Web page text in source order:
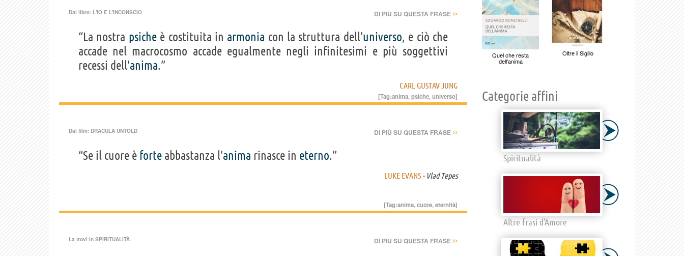
Dal libro: L'IO E L'INCONSCIO DI PIÙ SU QUESTA FRASE ››
“La nostra psicheè costituita in armonia con la struttura dell'universo, e ciò che
accade nel macrocosmo accade egualmente negli infinitesimi e più soggettivi
recessi dell'anima.”
CARL GUSTAV JUNG
[Tag:anima,psiche,universo]
Dal film: DRACULA UNTOLD DI PIÙ SU QUESTA FRASE ››
“Se il cuore è forte abbastanza l'anima rinasce in eterno.”
LUKE EVANS - Vlad Tepes
[Tag:anima,cuore,eternità]
La trovi in SPIRITUALITÀ DI PIÙ SU QUESTA FRASE ››
Quel che resta
dell'anima
Oltre il Sigillo
Categorie affini
Spiritualità
Altre frasi d'Amore